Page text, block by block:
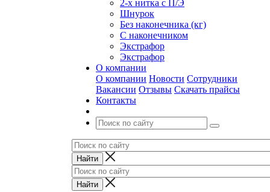
2-х нитка с П/Э
Шнурок
Без наконечника (кг)
С наконечником
Экстрафор
Экстрафор
О компании
О компании Новости Сотрудники
Вакансии Отзывы Скачать прайсы
Контакты